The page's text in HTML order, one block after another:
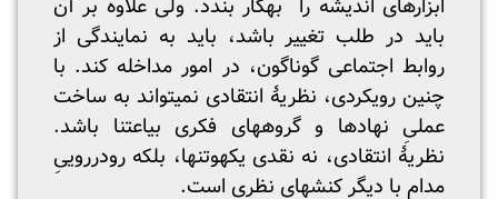
ابزارهای اندیشه را به­کار بندد. ولی علاوه بر آن
باید در طلب تغییر باشد، باید به نمایندگی از
روابط اجتماعی گوناگون، در امور مداخله کند. با
چنین رویکردی، نظریۀ انتقادی نمی­تواند به ساخت
عملیِ نهادها و گروه­های فکری بی­اعتنا باشد.
نظریۀ انتقادی، نه نقدی یکه­وتنها، بلکه رودرروییِ
مدام با دیگر کنش­های نظری است.